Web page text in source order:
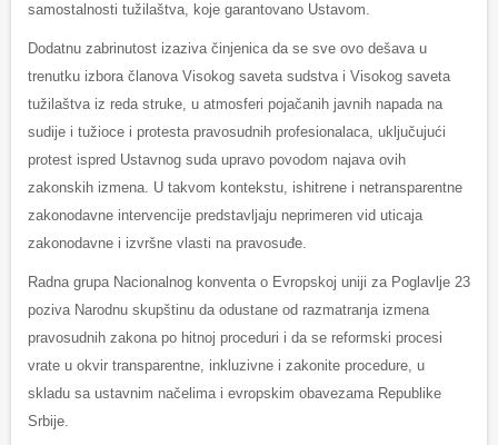
samostalnosti tužilaštva, koje garantovano Ustavom.
Dodatnu zabrinutost izaziva činjenica da se sve ovo dešava u
trenutku izbora članova Visokog saveta sudstva i Visokog saveta
tužilaštva iz reda struke, u atmosferi pojačanih javnih napada na
sudije i tužioce i protesta pravosudnih profesionalaca, uključujući
protest ispred Ustavnog suda upravo povodom najava ovih
zakonskih izmena. U takvom kontekstu, ishitrene i netransparentne
zakonodavne intervencije predstavljaju neprimeren vid uticaja
zakonodavne i izvršne vlasti na pravosuđe.
Radna grupa Nacionalnog konventa o Evropskoj uniji za Poglavlje 23
poziva Narodnu skupštinu da odustane od razmatranja izmena
pravosudnih zakona po hitnoj proceduri i da se reformski procesi
vrate u okvir transparentne, inkluzivne i zakonite procedure, u
skladu sa ustavnim načelima i evropskim obavezama Republike
Srbije.